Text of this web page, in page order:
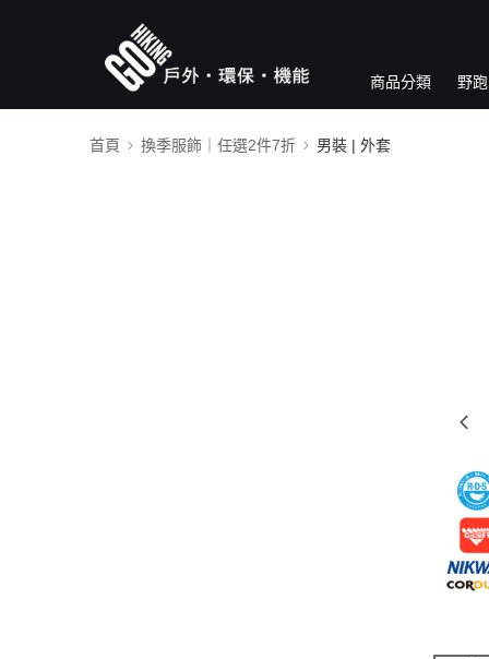
商品分類 野
首頁 換季服飾｜任選2件7折 男裝 | 外套